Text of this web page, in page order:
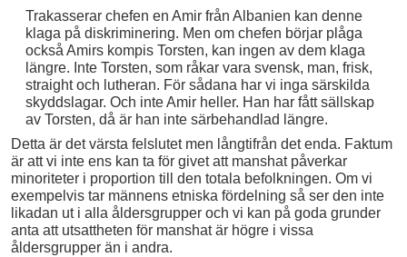
Trakasserar chefen en Amir från Albanien kan denne
klaga på diskriminering. Men om chefen börjar plåga
också Amirs kompis Torsten, kan ingen av dem klaga
längre. Inte Torsten, som råkar vara svensk, man, frisk,
straight och lutheran. För sådana har vi inga särskilda
skyddslagar. Och inte Amir heller. Han har fått sällskap
av Torsten, då är han inte särbehandlad längre.
Detta är det värsta felslutet men långtifrån det enda. Faktum
är att vi inte ens kan ta för givet att manshat påverkar
minoriteter i proportion till den totala befolkningen. Om vi
exempelvis tar männens etniska fördelning så ser den inte
likadan ut i alla åldersgrupper och vi kan på goda grunder
anta att utsattheten för manshat är högre i vissa
åldersgrupper än i andra.